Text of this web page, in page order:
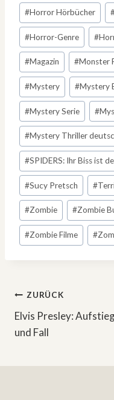
#Horror Hörbücher
#Horror-Genre #
#Magazin #Monster
#Mystery #Mystery
#Mystery Serie #
#Mystery Thriller
#SPIDERS: Ihr Biss ist
#Sucy Pretsch #
#Zombie #Zombie
#Zombie Filme #
ZURÜCK
Elvis Presley:
und Fall